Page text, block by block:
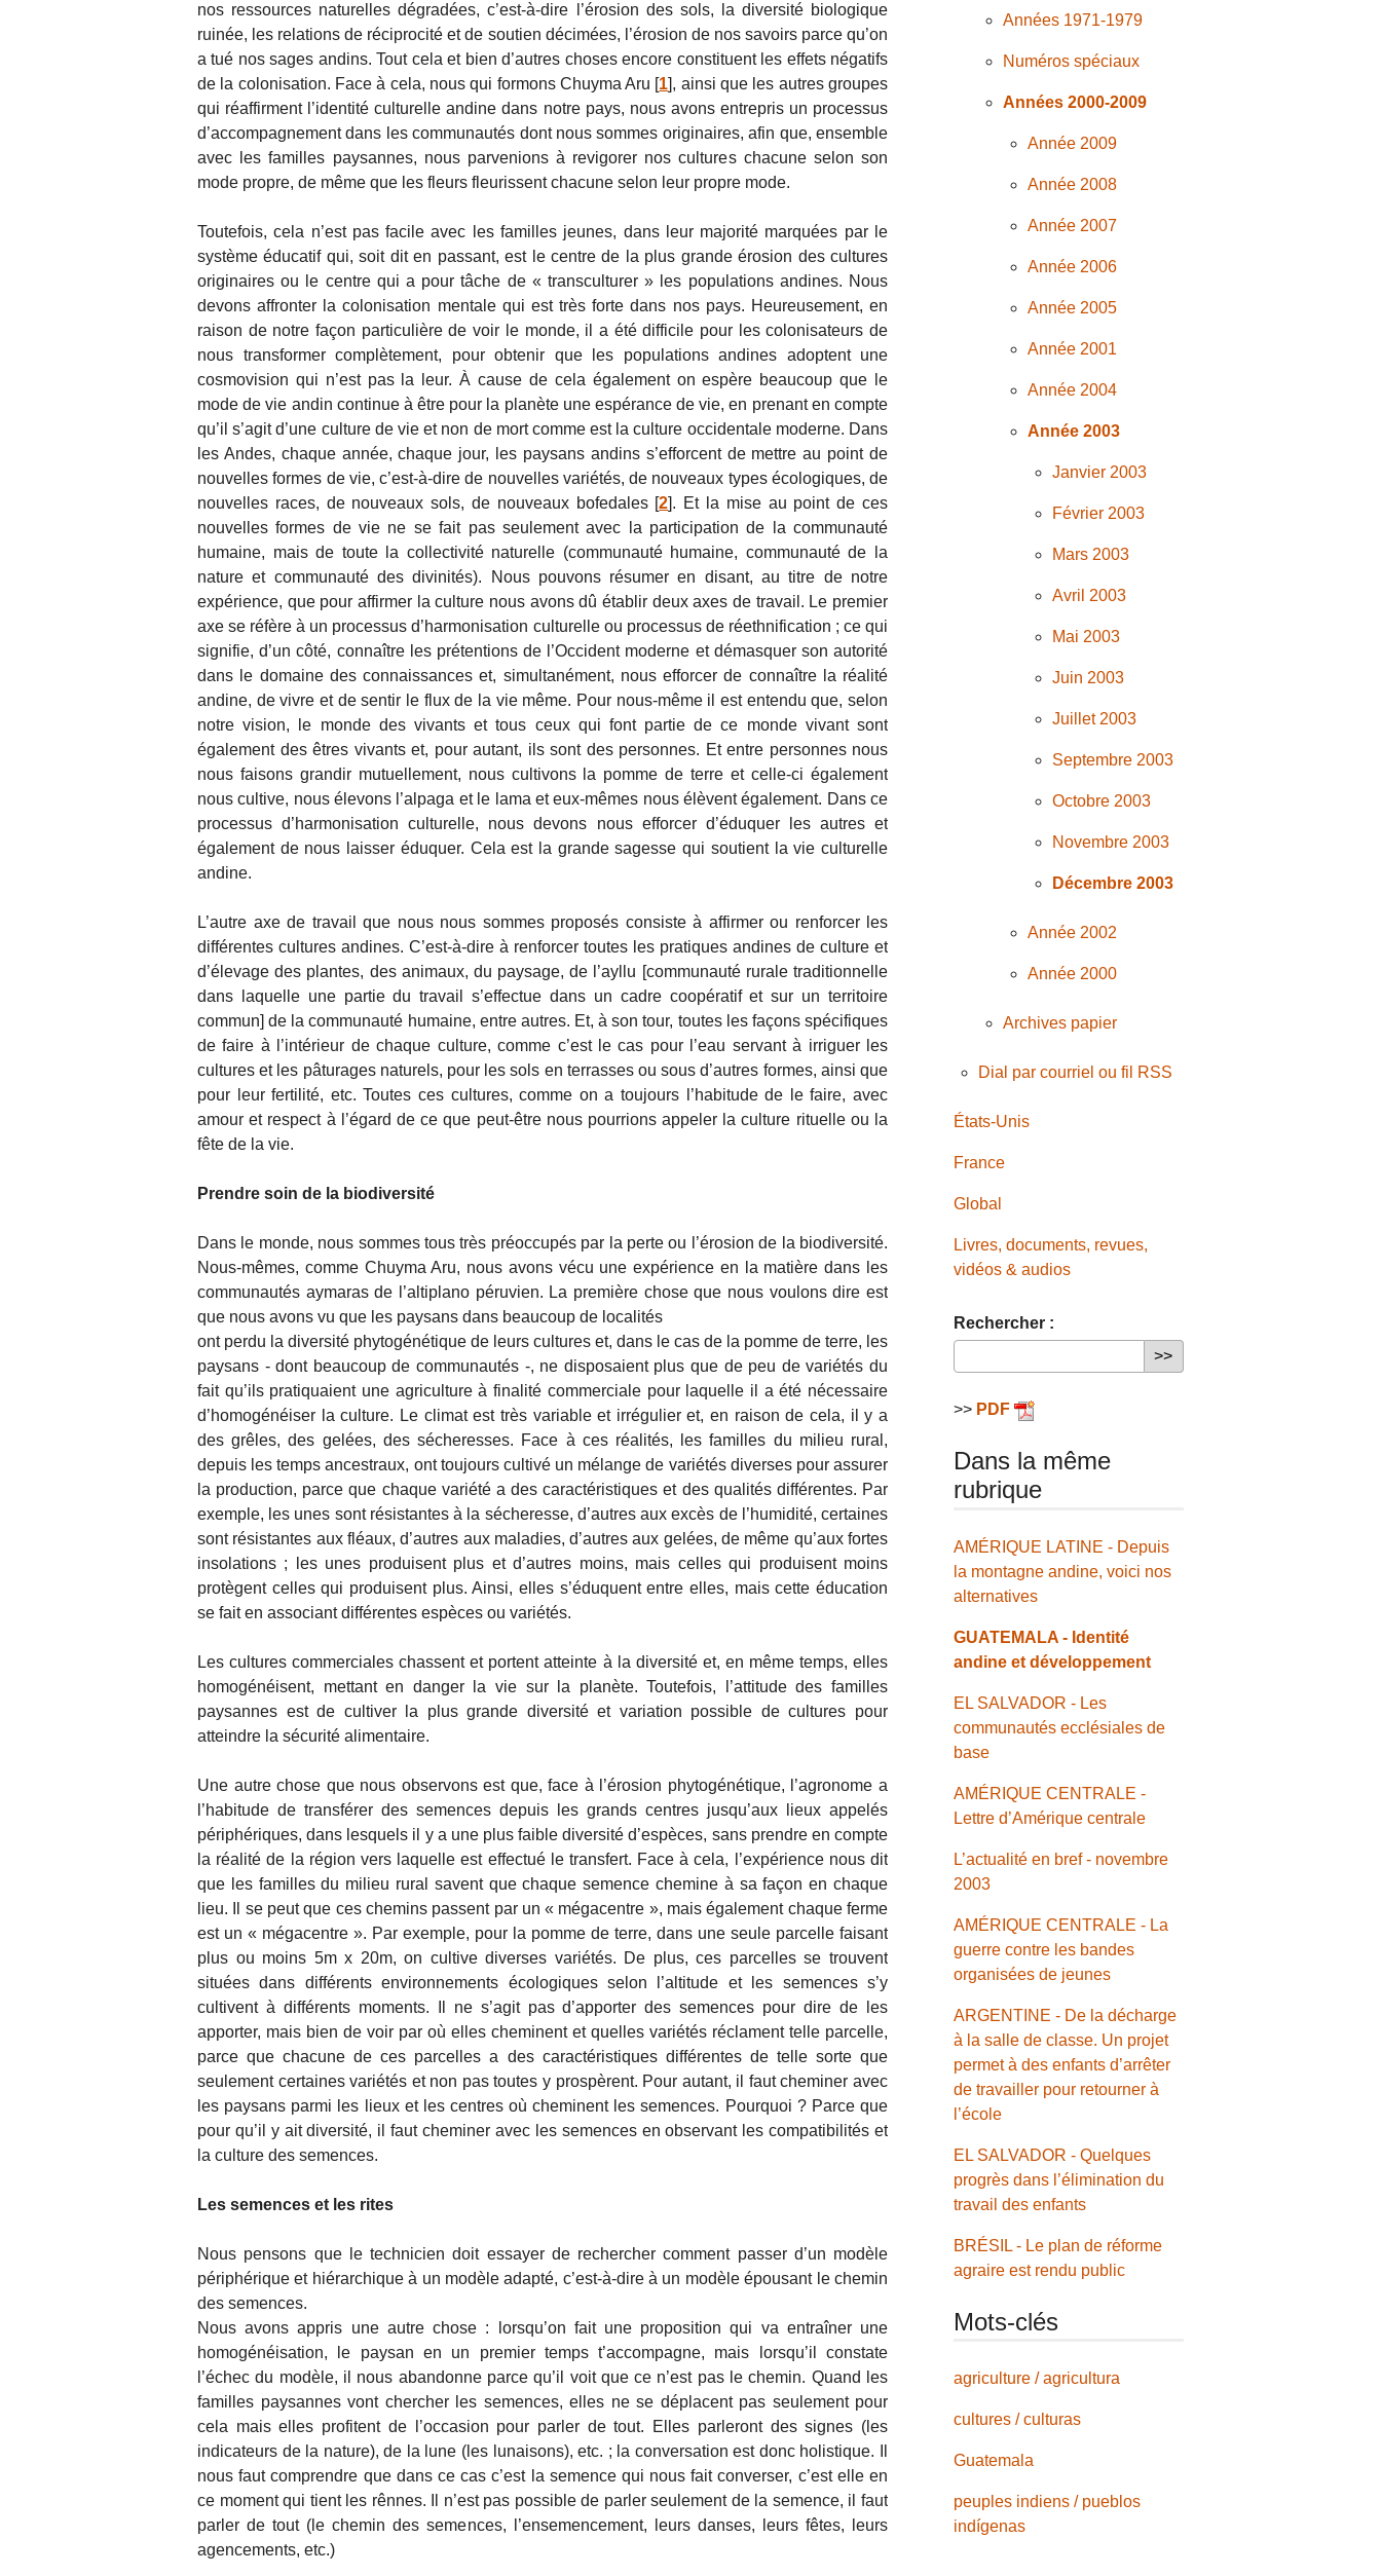
nos ressources naturelles dégradées, c’est-à-dire l’érosion des sols, la diversité biologique
ruinée, les relations de réciprocité et de soutien décimées, l’érosion de nos savoirs parce qu’on
a tué nos sages andins. Tout cela et bien d’autres choses encore constituent les effets négatifs
de la colonisation. Face à cela, nous qui formons Chuyma Aru [1], ainsi que les autres groupes
qui réaffirment l’identité culturelle andine dans notre pays, nous avons entrepris un processus
d’accompagnement dans les communautés dont nous sommes originaires, afin que, ensemble
avec les familles paysannes, nous parvenions à revigorer nos cultures chacune selon son
mode propre, de même que les fleurs fleurissent chacune selon leur propre mode.
Toutefois, cela n’est pas facile avec les familles jeunes, dans leur majorité marquées par le
système éducatif qui, soit dit en passant, est le centre de la plus grande érosion des cultures
originaires ou le centre qui a pour tâche de « transculturer » les populations andines. Nous
devons affronter la colonisation mentale qui est très forte dans nos pays. Heureusement, en
raison de notre façon particulière de voir le monde, il a été difficile pour les colonisateurs de
nous transformer complètement, pour obtenir que les populations andines adoptent une
cosmovision qui n’est pas la leur. À cause de cela également on espère beaucoup que le
mode de vie andin continue à être pour la planète une espérance de vie, en prenant en compte
qu’il s’agit d’une culture de vie et non de mort comme est la culture occidentale moderne. Dans
les Andes, chaque année, chaque jour, les paysans andins s’efforcent de mettre au point de
nouvelles formes de vie, c’est-à-dire de nouvelles variétés, de nouveaux types écologiques, de
nouvelles races, de nouveaux sols, de nouveaux bofedales[2]. Et la mise au point de ces
nouvelles formes de vie ne se fait pas seulement avec la participation de la communauté
humaine, mais de toute la collectivité naturelle (communauté humaine, communauté de la
nature et communauté des divinités). Nous pouvons résumer en disant, au titre de notre
expérience, que pour affirmer la culture nous avons dû établir deux axes de travail. Le premier
axe se réfère à un processus d’harmonisation culturelle ou processus de réethnification ; ce qui
signifie, d’un côté, connaître les prétentions de l’Occident moderne et démasquer son autorité
dans le domaine des connaissances et, simultanément, nous efforcer de connaître la réalité
andine, de vivre et de sentir le flux de la vie même. Pour nous-même il est entendu que, selon
notre vision, le monde des vivants et tous ceux qui font partie de ce monde vivant sont
également des êtres vivants et, pour autant, ils sont des personnes. Et entre personnes nous
nous faisons grandir mutuellement, nous cultivons la pomme de terre et celle-ci également
nous cultive, nous élevons l’alpaga et le lama et eux-mêmes nous élèvent également. Dans ce
processus d’harmonisation culturelle, nous devons nous efforcer d’éduquer les autres et
également de nous laisser éduquer. Cela est la grande sagesse qui soutient la vie culturelle
andine.
L’autre axe de travail que nous nous sommes proposés consiste à affirmer ou renforcer les
différentes cultures andines. C’est-à-dire à renforcer toutes les pratiques andines de culture et
d’élevage des plantes, des animaux, du paysage, de l’ayllu [communauté rurale traditionnelle
dans laquelle une partie du travail s’effectue dans un cadre coopératif et sur un territoire
commun] de la communauté humaine, entre autres. Et, à son tour, toutes les façons spécifiques
de faire à l’intérieur de chaque culture, comme c’est le cas pour l’eau servant à irriguer les
cultures et les pâturages naturels, pour les sols en terrasses ou sous d’autres formes, ainsi que
pour leur fertilité, etc. Toutes ces cultures, comme on a toujours l’habitude de le faire, avec
amour et respect à l’égard de ce que peut-être nous pourrions appeler la culture rituelle ou la
fête de la vie.
Prendre soin de la biodiversité
Dans le monde, nous sommes tous très préoccupés par la perte ou l’érosion de la biodiversité.
Nous-mêmes, comme Chuyma Aru, nous avons vécu une expérience en la matière dans les
communautés aymaras de l’altiplano péruvien. La première chose que nous voulons dire est
que nous avons vu que les paysans dans beaucoup de localités
ont perdu la diversité phytogénétique de leurs cultures et, dans le cas de la pomme de terre, les
paysans - dont beaucoup de communautés -, ne disposaient plus que de peu de variétés du
fait qu’ils pratiquaient une agriculture à finalité commerciale pour laquelle il a été nécessaire
d’homogénéiser la culture. Le climat est très variable et irrégulier et, en raison de cela, il y a
des grêles, des gelées, des sécheresses. Face à ces réalités, les familles du milieu rural,
depuis les temps ancestraux, ont toujours cultivé un mélange de variétés diverses pour assurer
la production, parce que chaque variété a des caractéristiques et des qualités différentes. Par
exemple, les unes sont résistantes à la sécheresse, d’autres aux excès de l’humidité, certaines
sont résistantes aux fléaux, d’autres aux maladies, d’autres aux gelées, de même qu’aux fortes
insolations ; les unes produisent plus et d’autres moins, mais celles qui produisent moins
protègent celles qui produisent plus. Ainsi, elles s’éduquent entre elles, mais cette éducation
se fait en associant différentes espèces ou variétés.
Les cultures commerciales chassent et portent atteinte à la diversité et, en même temps, elles
homogénéisent, mettant en danger la vie sur la planète. Toutefois, l’attitude des familles
paysannes est de cultiver la plus grande diversité et variation possible de cultures pour
atteindre la sécurité alimentaire.
Une autre chose que nous observons est que, face à l’érosion phytogénétique, l’agronome a
l’habitude de transférer des semences depuis les grands centres jusqu’aux lieux appelés
périphériques, dans lesquels il y a une plus faible diversité d’espèces, sans prendre en compte
la réalité de la région vers laquelle est effectué le transfert. Face à cela, l’expérience nous dit
que les familles du milieu rural savent que chaque semence chemine à sa façon en chaque
lieu. Il se peut que ces chemins passent par un « mégacentre », mais également chaque ferme
est un « mégacentre ». Par exemple, pour la pomme de terre, dans une seule parcelle faisant
plus ou moins 5m x 20m, on cultive diverses variétés. De plus, ces parcelles se trouvent
situées dans différents environnements écologiques selon l’altitude et les semences s’y
cultivent à différents moments. Il ne s’agit pas d’apporter des semences pour dire de les
apporter, mais bien de voir par où elles cheminent et quelles variétés réclament telle parcelle,
parce que chacune de ces parcelles a des caractéristiques différentes de telle sorte que
seulement certaines variétés et non pas toutes y prospèrent. Pour autant, il faut cheminer avec
les paysans parmi les lieux et les centres où cheminent les semences. Pourquoi ? Parce que
pour qu’il y ait diversité, il faut cheminer avec les semences en observant les compatibilités et
la culture des semences.
Les semences et les rites
Nous pensons que le technicien doit essayer de rechercher comment passer d’un modèle
périphérique et hiérarchique à un modèle adapté, c’est-à-dire à un modèle épousant le chemin
des semences.
Nous avons appris une autre chose : lorsqu’on fait une proposition qui va entraîner une
homogénéisation, le paysan en un premier temps t’accompagne, mais lorsqu’il constate
l’échec du modèle, il nous abandonne parce qu’il voit que ce n’est pas le chemin. Quand les
familles paysannes vont chercher les semences, elles ne se déplacent pas seulement pour
cela mais elles profitent de l’occasion pour parler de tout. Elles parleront des signes (les
indicateurs de la nature), de la lune (les lunaisons), etc. ; la conversation est donc holistique. Il
nous faut comprendre que dans ce cas c’est la semence qui nous fait converser, c’est elle en
ce moment qui tient les rênnes. Il n’est pas possible de parler seulement de la semence, il faut
parler de tout (le chemin des semences, l’ensemencement, leurs danses, leurs fêtes, leurs
agencements, etc.)
Années 1971-1979
Numéros spéciaux
Années 2000-2009
Année 2009
Année 2008
Année 2007
Année 2006
Année 2005
Année 2001
Année 2004
Année 2003
Janvier 2003
Février 2003
Mars 2003
Avril 2003
Mai 2003
Juin 2003
Juillet 2003
Septembre 2003
Octobre 2003
Novembre 2003
Décembre 2003
Année 2002
Année 2000
Archives papier
Dial par courriel ou fil RSS
États-Unis
France
Global
Livres, documents, revues,
vidéos & audios
Rechercher :
>> PDF
Dans la même
rubrique
AMÉRIQUE LATINE - Depuis
la montagne andine, voici nos
alternatives
GUATEMALA - Identité
andine et développement
EL SALVADOR - Les
communautés ecclésiales de
base
AMÉRIQUE CENTRALE -
Lettre d’Amérique centrale
L’actualité en bref - novembre
2003
AMÉRIQUE CENTRALE - La
guerre contre les bandes
organisées de jeunes
ARGENTINE - De la décharge
à la salle de classe. Un projet
permet à des enfants d’arrêter
de travailler pour retourner à
l’école
EL SALVADOR - Quelques
progrès dans l’élimination du
travail des enfants
BRÉSIL - Le plan de réforme
agraire est rendu public
Mots-clés
agriculture / agricultura
cultures / culturas
Guatemala
peuples indiens / pueblos
indígenas